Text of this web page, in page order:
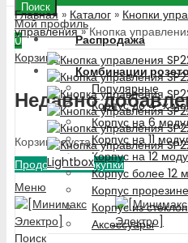
Поиск
Мой профиль
0
Корзина
Недавно
Корзина пуста!
Продолжить покупки
Меню
Поиск
Распродажа
Комбинации
Популярные
Корпус до 4-х
Корпус на 6
Корпус на 11
Корпус на 12
Корпус более 12
Корпус
Корпус из
Аксессуары
Главная » Каталог » Кнопки
управления»Кнопка
Lightbox